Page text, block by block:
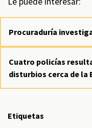
Procuraduría
Cuatro policías
disturbios cerca de la
Etiquetas